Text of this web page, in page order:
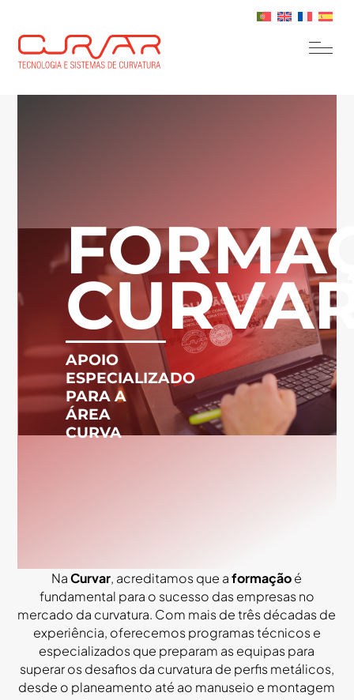
APOIO
ESPECIALIZADO
PARA A
ÁREA
CURVA
NaCurvar, acreditamos que aformaçãoé
fundamental para o sucesso das empresas no
mercado da curvatura. Com mais de três décadas de
experiência, oferecemos programas técnicos e
especializados que preparam as equipas para
superar os desafios da curvatura de perfis metálicos,
desde o planeamento até ao manuseio e montagem